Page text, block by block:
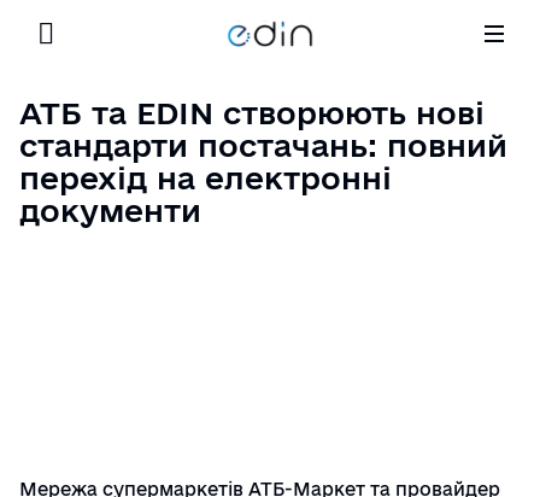
Шукати
Ціни
Інтеграція
Продуктово-технологічне партнерство
Маркетингове партнерство
Кейси
Блог EDIN
Кар’єра
АТБ та EDIN створюють нові
стандарти постачань: повний
перехід на електронні
документи
Мережа супермаркетів АТБ-Маркет та провайдер